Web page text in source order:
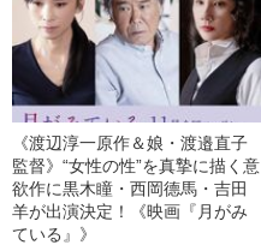
《渡辺淳一原作＆娘・渡邉直子
監督》“女性の性”を真摯に描く意
欲作に黒木瞳・西岡德馬・吉田
羊が出演決定！《映画『月がみ
ている』》